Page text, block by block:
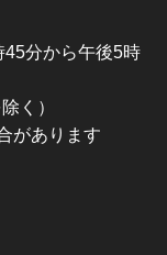
45分から午後5時
く）
があります